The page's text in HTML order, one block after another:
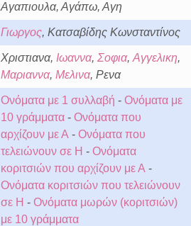
Αγαπιουλα, Αγάπω, Αγη
Γιωργος, Κατσαβίδης Κωνσταντίνος
Χριστιανα, Ιωαννα, Σοφια, Αγγελικη,
Μαριαννα, Μελινα, Ρενα
Ονόματα με 1 συλλαβή - Ονόματα με
10 γράμματα - Ονόματα που
αρχίζουν με Α - Ονόματα που
τελειώνουν σε Η - Ονόματα
κοριτσιών που αρχίζουν με Α -
Ονόματα κοριτσιών που τελειώνουν
σε Η - Ονόματα μωρών (κοριτσιών)
με 10 γράμματα